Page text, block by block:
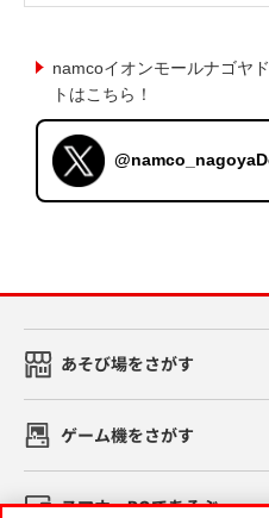
namcoイオンモールナゴヤ
トはこちら！
あそび場をさがす
ゲーム機をさがす
スマホ・PCであそぶ